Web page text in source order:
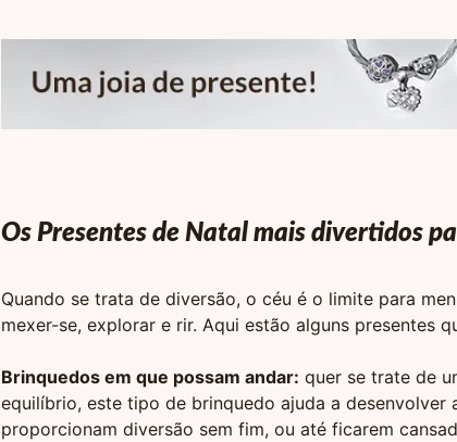
Os Presentes de Natal mais divertidos
Quando se trata de diversão, o céu é o limite para
mexer-se, explorar e rir. Aqui estão alguns presentes
Brinquedos em que possam andar: quer se trate de
equilíbrio, este tipo de brinquedo ajuda a desenvolver
proporcionam diversão sem fim, ou até ficarem